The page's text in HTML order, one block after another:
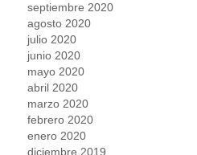
septiembre 2020
agosto 2020
julio 2020
junio 2020
mayo 2020
abril 2020
marzo 2020
febrero 2020
enero 2020
diciembre 2019